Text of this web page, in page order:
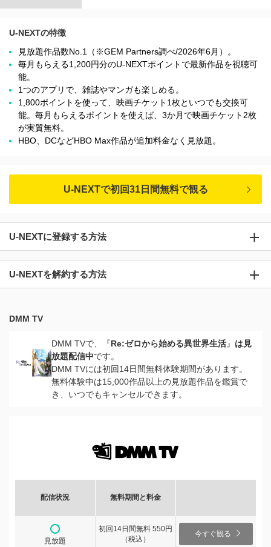
U-NEXTの特徴
見放題作品数No.1（※GEM Partners調べ/2026年6⽉）。
毎月もらえる1,200円分のU-NEXTポイントで最新作品を視聴可
能。
1つのアプリで、雑誌やマンガも楽しめる。
1,800ポイントを使って、映画チケット1枚といつでも交換可
能。毎月もらえるポイントを使えば、3か月で映画チケット2枚
が実質無料。
HBO、DCなどHBO Max作品が追加料金なく見放題。
U-NEXTで初回31日間無料で観る
U-NEXTに登録する方法
U-NEXTを解約する方法
DMM TV
DMM TVで、『Re:ゼロから始める異世界生活』 は見
放題配信中です。
DMM TVには初回14日間無料体験期間があります。
無料体験中は15,000作品以上の見放題作品を鑑賞で
き、いつでもキャンセルできます。
配信状況 無料期間と料金
見放題
初回14日間無料 550円
（税込）
今すぐ観る